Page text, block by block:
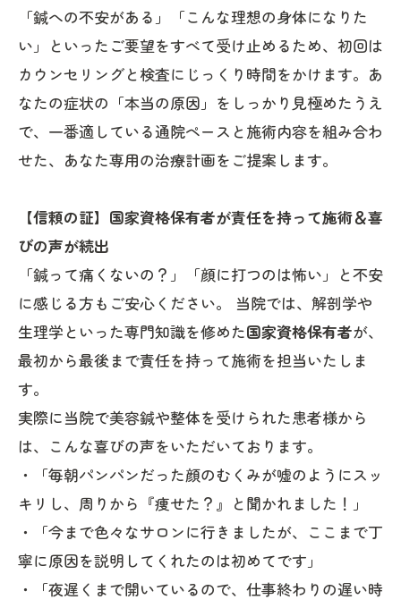
「鍼への不安がある」「こんな理想の身体になりた
い」といったご要望をすべて受け止めるため、初回は
カウンセリングと検査にじっくり時間をかけます。あ
なたの症状の「本当の原因」をしっかり見極めたうえ
で、一番適している通院ペースと施術内容を組み合わ
せた、あなた専用の治療計画をご提案します。
【信頼の証】国家資格保有者が責任を持って施術＆喜
びの声が続出
「鍼って痛くないの？」「顔に打つのは怖い」と不安
に感じる方もご安心ください。 当院では、解剖学や
生理学といった専門知識を修めた国家資格保有者が、
最初から最後まで責任を持って施術を担当いたしま
す。
実際に当院で美容鍼や整体を受けられた患者様から
は、こんな喜びの声をいただいております。
・「毎朝パンパンだった顔のむくみが嘘のようにスッ
キリし、周りから『痩せた？』と聞かれました！」
・「今まで色々なサロンに行きましたが、ここまで丁
寧に原因を説明してくれたのは初めてです」
・「夜遅くまで開いているので、仕事終わりの遅い時